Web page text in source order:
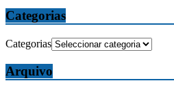
Categorias
Categorias
Arquivo